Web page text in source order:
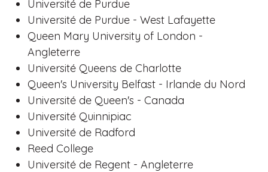
Université de Purdue
Université de Purdue - West Lafayette
Queen Mary University of London -
Angleterre
Université Queens de Charlotte
Queen's University Belfast - Irlande du Nord
Université de Queen's - Canada
Université Quinnipiac
Université de Radford
Reed College
Université de Regent - Angleterre